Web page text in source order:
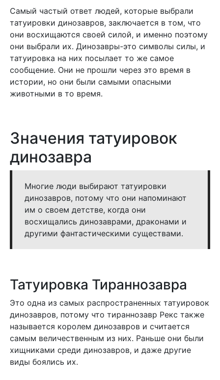
Самый частый ответ людей, которые выбрали
татуировки динозавров, заключается в том, что
они восхищаются своей силой, и именно поэтому
они выбрали их. Динозавры-это символы силы, и
татуировка на них посылает то же самое
сообщение. Они не прошли через это время в
истории, но они были самыми опасными
животными в то время.
Значения татуировок
динозавра
Многие люди выбирают татуировки
динозавров, потому что они напоминают
им о своем детстве, когда они
восхищались динозаврами, драконами и
другими фантастическими существами.
Татуировка Тираннозавра
Это одна из самых распространенных татуировок
динозавров, потому что тираннозавр Рекс также
называется королем динозавров и считается
самым величественным из них. Раньше они были
хищниками среди динозавров, и даже другие
виды боялись их.